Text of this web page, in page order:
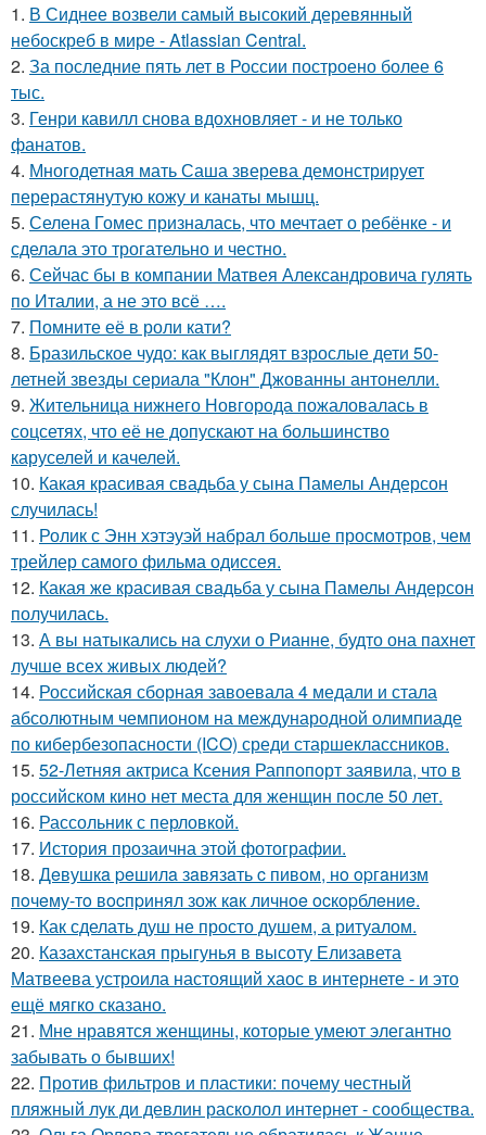
1. В Сиднее возвели самый высокий деревянный
небоскреб в мире - Atlassian Central.
2. За последние пять лет в России построено более 6
тыс.
3. Генри кавилл снова вдохновляет - и не только
фанатов.
4. Многодетная мать Саша зверева демонстрирует
перерастянутую кожу и канаты мышц.
5. Селена Гомес призналась, что мечтает о ребёнке - и
сделала это трогательно и честно.
6. Сейчас бы в компании Матвея Александровича гулять
по Италии, а не это всё ….
7. Помните её в роли кати?
8. Бразильское чудо: как выглядят взрослые дети 50-
летней звезды сериала "Клон" Джованны антонелли.
9. Жительница нижнего Новгорода пожаловалась в
соцсетях, что её не допускают на большинство
каруселей и качелей.
10. Какая красивая свадьба у сына Памелы Андерсон
случилась!
11. Ролик с Энн хэтэуэй набрал больше просмотров, чем
трейлер самого фильма одиссея.
12. Какая же красивая свадьба у сына Памелы Андерсон
получилась.
13. А вы натыкались на слухи о Рианне, будто она пахнет
лучше всех живых людей?
14. Российская сборная завоевала 4 медали и стала
абсолютным чемпионом на международной олимпиаде
по кибербезопасности (ICO) среди старшеклассников.
15. 52-Летняя актриса Ксения Раппопорт заявила, что в
российском кино нет места для женщин после 50 лет.
16. Рассольник с перловкой.
17. История прозаична этой фотографии.
18. Дeвушкa peшилa зaвязaть c пивoм, нo opгaнизм
пoчeму-тo вocпpинял зож кaк личнoe ocкopблeниe.
19. Как сделать душ не просто душем, а ритуалом.
20. Казахстанская прыгунья в высоту Елизавета
Матвеева устроила настоящий хаос в интернете - и это
ещё мягко сказано.
21. Мне нравятся женщины, которые умеют элегантно
забывать о бывших!
22. Против фильтров и пластики: почему честный
пляжный лук ди девлин расколол интернет - сообщества.